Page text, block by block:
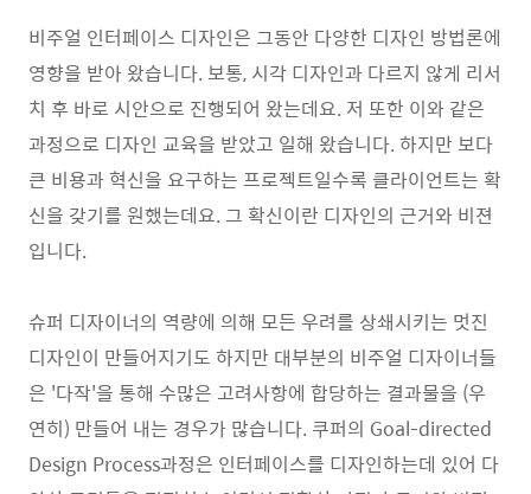
비주얼 인터페이스 디자인은 그동안 다양한 디자인 방법론에
영향을 받아 왔습니다. 보통, 시각 디자인과 다르지 않게 리서
치 후 바로 시안으로 진행되어 왔는데요. 저 또한 이와 같은
과정으로 디자인 교육을 받았고 일해 왔습니다. 하지만 보다
큰 비용과 혁신을 요구하는 프로젝트일수록 클라이언트는 확
신을 갖기를 원했는데요. 그 확신이란 디자인의 근거와 비젼
입니다.
슈퍼 디자이너의 역량에 의해 모든 우려를 상쇄시키는 멋진
디자인이 만들어지기도 하지만 대부분의 비주얼 디자이너들
은 '다작'을 통해 수많은 고려사항에 합당하는 결과물을 (우
연히) 만들어 내는 경우가 많습니다. 쿠퍼의 Goal-directed
Design Process과정은 인터페이스를 디자인하는데 있어 다